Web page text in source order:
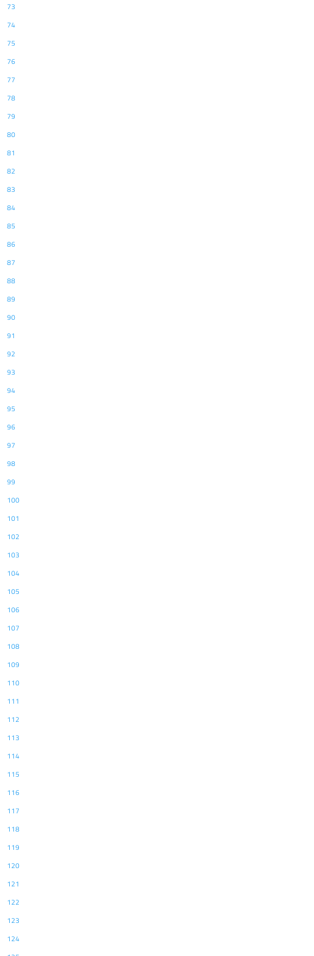
73
74
75
76
77
78
79
80
81
82
83
84
85
86
87
88
89
90
91
92
93
94
95
96
97
98
99
100
101
102
103
104
105
106
107
108
109
110
111
112
113
114
115
116
117
118
119
120
121
122
123
124